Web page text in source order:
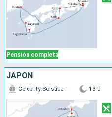
Pensión completa
JAPÓN
Celebrity Solstice 13 d